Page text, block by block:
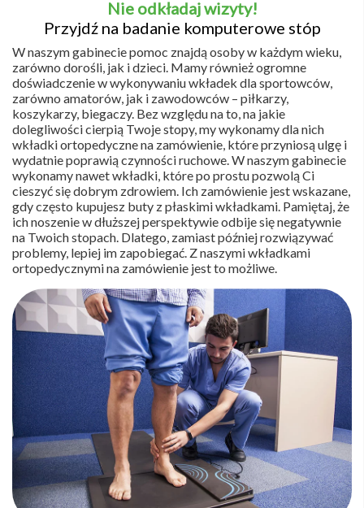
Nie odkładaj wizyty!
Przyjdź na badanie komputerowe stóp
W naszym gabinecie pomoc znajdą osoby w każdym wieku,
zarówno dorośli, jak i dzieci. Mamy również ogromne
doświadczenie w wykonywaniu wkładek dla sportowców,
zarówno amatorów, jak i zawodowców – piłkarzy,
koszykarzy, biegaczy. Bez względu na to, na jakie
dolegliwości cierpią Twoje stopy, my wykonamy dla nich
wkładki ortopedyczne na zamówienie, które przyniosą ulgę i
wydatnie poprawią czynności ruchowe. W naszym gabinecie
wykonamy nawet wkładki, które po prostu pozwolą Ci
cieszyć się dobrym zdrowiem. Ich zamówienie jest wskazane,
gdy często kupujesz buty z płaskimi wkładkami. Pamiętaj, że
ich noszenie w dłuższej perspektywie odbije się negatywnie
na Twoich stopach. Dlatego, zamiast później rozwiązywać
problemy, lepiej im zapobiegać. Z naszymi wkładkami
ortopedycznymi na zamówienie jest to możliwe.